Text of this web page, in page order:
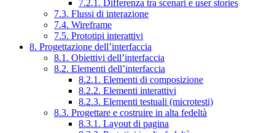
7.2.1. Differenza tra scenari e user stories
7.3. Flussi di interazione
7.4. Wireframe
7.5. Prototipi interattivi
8. Progettazione dell’interfaccia
8.1. Obiettivi dell’interfaccia
8.2. Elementi dell’interfaccia
8.2.1. Elementi di composizione
8.2.2. Elementi interattivi
8.2.3. Elementi testuali (microtesti)
8.3. Progettare e costruire in alta fedeltà
8.3.1. Layout di pagina